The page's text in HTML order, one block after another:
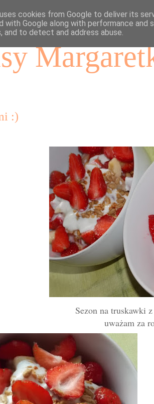
:)
Sezon na truskawki
uważam za
cookies from Google to deliver its
with Google along with performance
and to detect and address abuse.